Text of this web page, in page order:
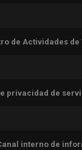
de Actividades
privacidad de
interno de